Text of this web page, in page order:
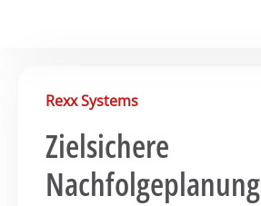
Rexx Systems
Zielsichere
Nachfolgeplanung​